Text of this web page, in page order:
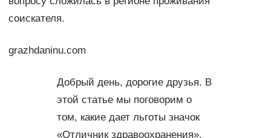
соискателя.
grazhdaninu.com
Добрый день, дорогие друзья. В
этой статье мы поговорим о
том, какие дает льготы значок
«Отличник здравоохранения».